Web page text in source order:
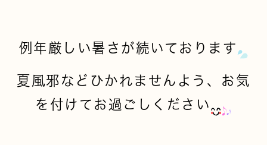
例年厳しい暑さが続いております
夏風邪などひかれませんよう、お気
を付けてお過ごしください